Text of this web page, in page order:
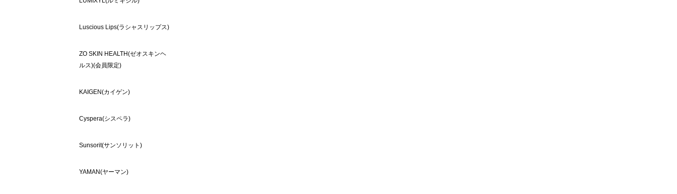
Luscious Lips(ラシャスリップス)
ZO SKIN HEALTH(ゼオスキンヘ
ルス)(会員限定)
KAIGEN(カイゲン)
Cyspera(シスペラ)
Sunsorit(サンソリット)
YAMAN(ヤーマン)